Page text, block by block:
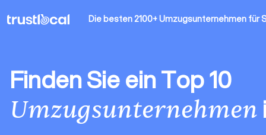
Die besten 2100+ Umzugsunternehmen für
Finden Sie ein Top 10
Umzugsunternehmen